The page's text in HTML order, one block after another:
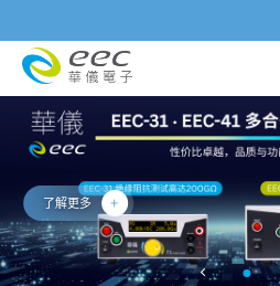
了解更多